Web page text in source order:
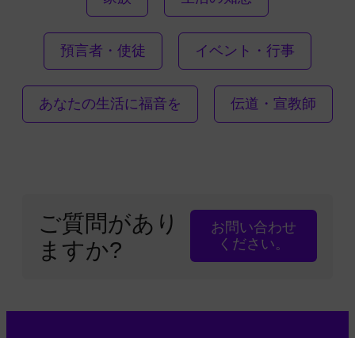
預言者・使徒 イベント・行事
あなたの生活に福音を 伝道・宣教師
ご質問があり
ますか?
お問い合わせ
ください。